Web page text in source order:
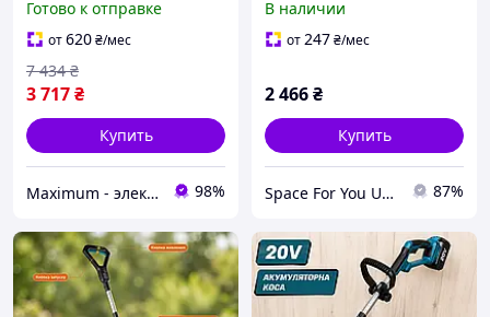
Профессиональный
триммер электрический
Готово к отправке
от620₴/мес
3 717₴
7 434 ₴
Купить
Maximum - электрические и бензиновый инструмент 98%
Husqvarna 2АКБ
В наличии
от247₴/мес
2 466₴
Купить
Space For You UA - STORE 87%